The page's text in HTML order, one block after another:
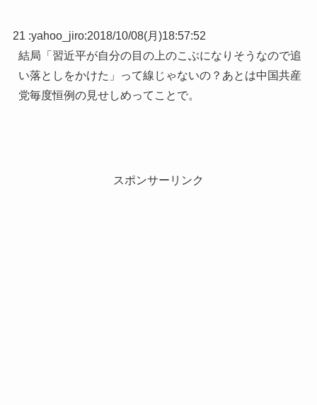
21 :yahoo_jiro:2018/10/08(月)18:57:52
結局「習近平が自分の目の上のこぶになりそうなので追
い落としをかけた」って線じゃないの？あとは中国共産
党毎度恒例の見せしめってことで。
スポンサーリンク